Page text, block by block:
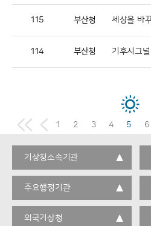
115 부산청
114 부산청
1 2 3 4 5 6
기상청소속기관
주요행정기관
외국기상청